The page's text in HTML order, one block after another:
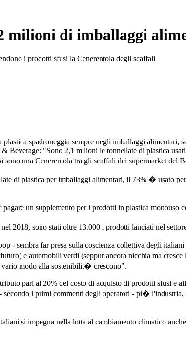
milioni di imballaggi
i prodotti sfusi la Cenerentola degli scaffali
spadroneggia sempre negli imballaggi
Beverage: "Sono 2,1 milioni le tonnellate di plastica
una Cenerentola tra gli scaffali dei supermarket del
di plastica per imballaggi alimentari, il 73% � usato
un supplemento per i prodotti in plastica monouso
2018, sono stati oltre 13.000 i prodotti lanciati nel
- sembra far presa sulla coscienza collettiva degli
e automobili verdi (seppur ancora nicchia ma
vario modo alla sostenibilit� crescono".
pari al 20% del costo di acquisto di prodotti sfusi e
i primi commenti degli operatori - pi�
si impegna nella lotta al cambiamento climatico